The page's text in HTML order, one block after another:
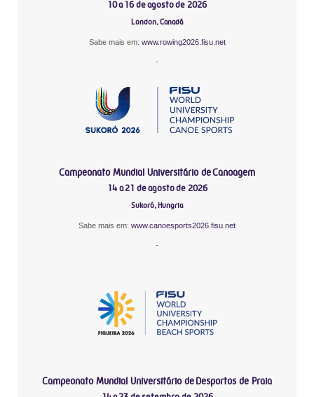
10 a 16 de agosto de 2026
London, Canadá
Sabe mais em: www.rowing2026.fisu.net
-
Campeonato Mundial Universitário de Canoagem
14 a 21 de agosto de 2026
Sukoró, Hungria
Sabe mais em: www.canoesports2026.fisu.net
-
Campeonato Mundial Universitário de Desportos de Praia